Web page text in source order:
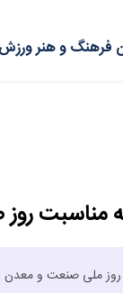
فرهنگ و هنرورزش
مناسبت
ملی صنعت و معدن